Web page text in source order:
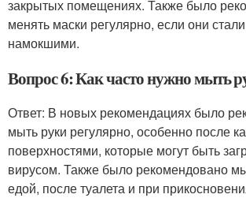
закрытых помещениях. Также было
менять маски регулярно, если они
намокшими.
Вопрос 6: Как часто нужно мыть
Ответ: В новых рекомендациях было
мыть руки регулярно, особенно после
поверхностями, которые могут быть
вирусом. Также было рекомендовано
едой, после туалета и при